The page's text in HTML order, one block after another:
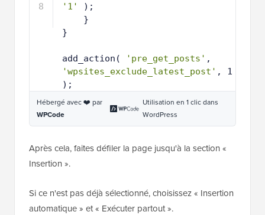
'1'
);
}
}
add_action( 'pre_get_posts'
'wpsites_exclude_latest_post' , 1
);
Hébergé avec ❤️ par
WPCode
Utilisation en 1 clic dans
WordPress
Après cela, faites défiler la page jusqu'à la section «
Si ce n'est pas déjà sélectionné, choisissez « Insertion